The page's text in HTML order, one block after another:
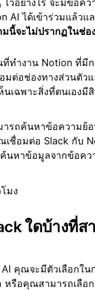
AI ได้เข้าร่วมแล้วแ
นี้จะไม่ปรากฏในช่อ
ทำงาน Notion ที่มีก
มต่อช่องทางส่วนตัว
เฉพาะสิ่งที่ตนเองมี
ารถค้นหาข้อความย้
ชื่อมต่อ Slack กับ
นหาข้อมูลจากข้อคว
มง
ใดบ้างที่ส
คุณจะมีตัวเลือกใน
รือคุณสามารถเลือ